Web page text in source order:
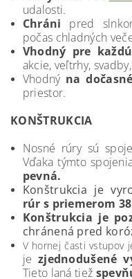
udalosti.
Chráni pred
počas chladných
Vhodný pre
akcie, veľtrhy,
Vhodný na
priestor.
KONŠTRUKCIA
Nosné rúry sú
Vďaka týmto
pevná.
Konštrukcia je
rúr s priemerom
Konštrukcia je
chránená pred
V hornej časti vstupov
je zjednodušené
Tieto laná tiež